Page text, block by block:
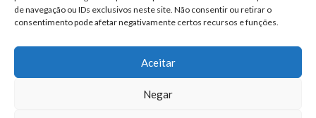
de navegação ou IDs exclusivos neste site. Não consentir ou retirar o
consentimento pode afetar negativamente certos recursos e funções.
Aceitar
Negar